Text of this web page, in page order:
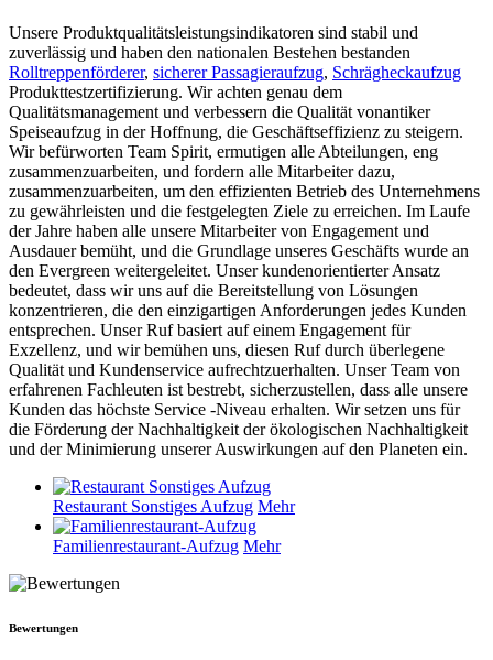
Unsere Produktqualitätsleistungsindikatoren sind stabil und
zuverlässig und haben den nationalen Bestehen bestanden
Rolltreppenförderer, sicherer Passagieraufzug, Schrägheckaufzug
Produkttestzertifizierung. Wir achten genau dem
Qualitätsmanagement und verbessern die Qualität vonantiker
Speiseaufzug in der Hoffnung, die Geschäftseffizienz zu steigern.
Wir befürworten Team Spirit, ermutigen alle Abteilungen, eng
zusammenzuarbeiten, und fordern alle Mitarbeiter dazu,
zusammenzuarbeiten, um den effizienten Betrieb des Unternehmens
zu gewährleisten und die festgelegten Ziele zu erreichen. Im Laufe
der Jahre haben alle unsere Mitarbeiter von Engagement und
Ausdauer bemüht, und die Grundlage unseres Geschäfts wurde an
den Evergreen weitergeleitet. Unser kundenorientierter Ansatz
bedeutet, dass wir uns auf die Bereitstellung von Lösungen
konzentrieren, die den einzigartigen Anforderungen jedes Kunden
entsprechen. Unser Ruf basiert auf einem Engagement für
Exzellenz, und wir bemühen uns, diesen Ruf durch überlegene
Qualität und Kundenservice aufrechtzuerhalten. Unser Team von
erfahrenen Fachleuten ist bestrebt, sicherzustellen, dass alle unsere
Kunden das höchste Service -Niveau erhalten. Wir setzen uns für
die Förderung der Nachhaltigkeit der ökologischen Nachhaltigkeit
und der Minimierung unserer Auswirkungen auf den Planeten ein.
Restaurant Sonstiges Aufzug Mehr
Familienrestaurant-Aufzug Mehr
Bewertungen